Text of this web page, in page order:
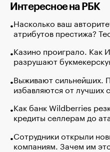
Интересное на РБК
Насколько ваш
атрибутов престижа?
Казино проиграло. Как
разрушают
Выживают сильнейших.
избавляются от лучших
Как банк Wildberries
кредиты селлерам до
Сотрудники открыли
компаниям. Зачем им